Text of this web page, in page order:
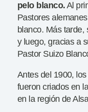
pelo blanco. Al
Pastores
blanco. Más tarde,
y luego, gracias a
Pastor Suizo
Antes del 1900,
fueron criados en
en la región de